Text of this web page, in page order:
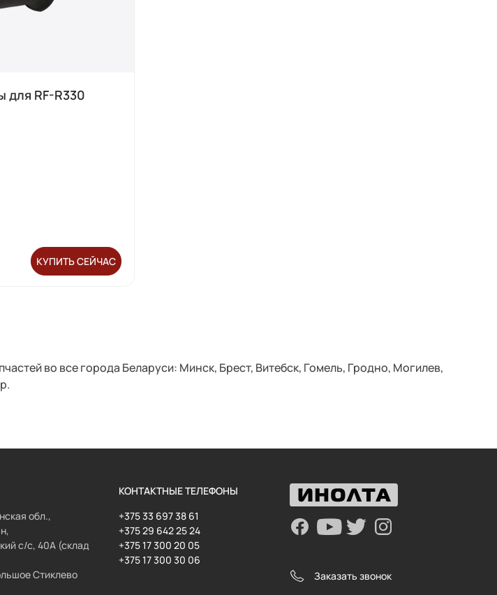
для RF-R330
КУПИТЬ СЕЙЧАС
во все города Беларуси: Минск, Брест, Витебск, Гомель, Гродно, Могилев,
обл.,
с/с, 40А (склад
Стиклево
КОНТАКТНЫЕ ТЕЛЕФОНЫ
+375 33 697 38 61
+375 29 642 25 24
+375 17 300 20 05
+375 17 300 30 06
Заказать звонок